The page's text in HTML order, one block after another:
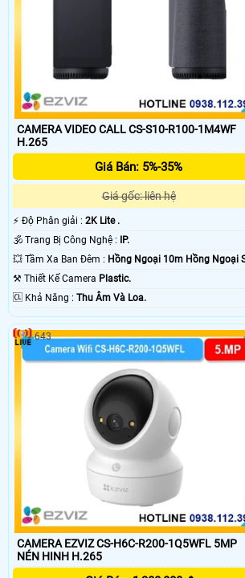
CAMERA VIDEO CALL CS-S10-R100-1M4WF
H.265
Giá Bán: 5%-35%
Giá gốc: liên hệ
️⚡ Độ Phân giải : 2K Lite .
🕉️ Trang Bị Công Nghệ :
IP.
💥 Tầm Xa Ban Đêm : Hồng Ngoại 10m Hồng Ngoại
⚒ Thiết Kế Camera Plastic.
️🆑 Khả Năng : Thu Âm Và Loa.
CAMERA EZVIZ CS-H6C-R200-1Q5WFL 5MP
NÉN HINH H.265
643